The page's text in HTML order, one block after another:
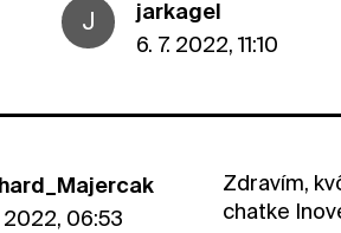
J
jarkagel
6. 7. 2022, 11:10
2022, 06:53
Zdravím,
chatke